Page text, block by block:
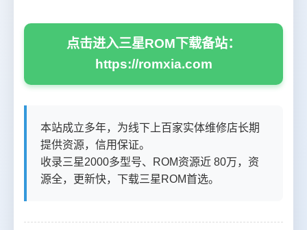
点击进入三星ROM下载备站：
https://romxia.com
本站成立多年，为线下上百家实体维修店长期
提供资源，信用保证。
收录三星2000多型号、ROM资源近 80万，资
源全，更新快，下载三星ROM首选。